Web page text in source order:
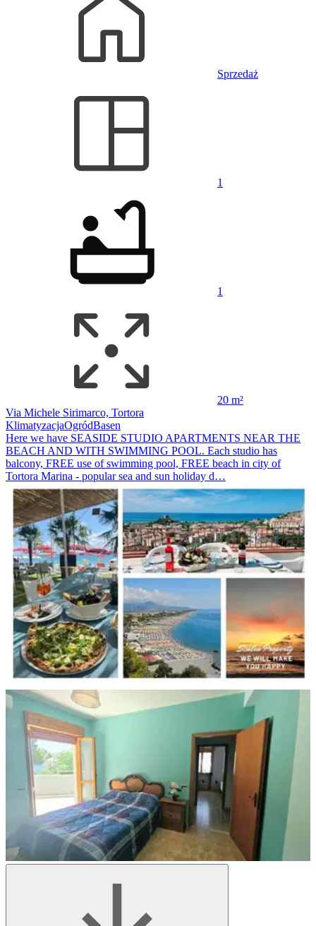
Sprzedaż
1
1
20 m²
Via Michele Sirimarco, Tortora
KlimatyzacjaOgródBasen
Here we have SEASIDE STUDIO APARTMENTS NEAR THE
BEACH AND WITH SWIMMING POOL. Each studio has
balcony, FREE use of swimming pool, FREE beach in city of
Tortora Marina - popular sea and sun holiday d…